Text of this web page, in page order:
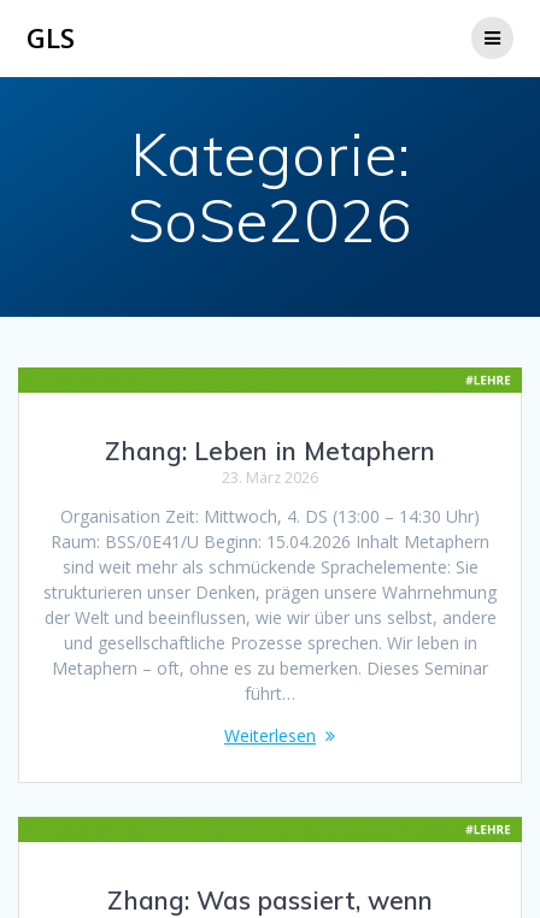
GLS
Kategorie:
SoSe2026
Zhang: Leben in Metaphern
23. März 2026
Organisation Zeit: Mittwoch, 4. DS (13:00 – 14:30 Uhr)
Raum: BSS/0E41/U Beginn: 15.04.2026 Inhalt Metaphern
sind weit mehr als schmückende Sprachelemente: Sie
strukturieren unser Denken, prägen unsere Wahrnehmung
der Welt und beeinflussen, wie wir über uns selbst, andere
und gesellschaftliche Prozesse sprechen. Wir leben in
Metaphern – oft, ohne es zu bemerken. Dieses Seminar
führt…
Weiterlesen
Zhang: Was passiert, wenn